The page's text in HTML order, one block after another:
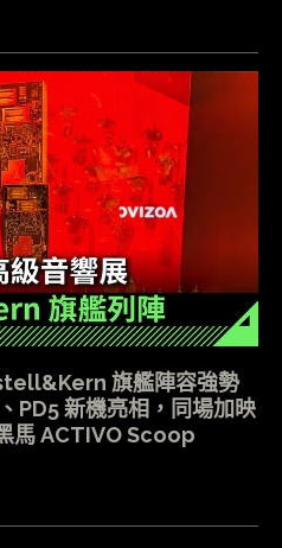
旗艦陣容強勢
PD5 新機亮相，同場加映
馬 ACTIVO Scoop